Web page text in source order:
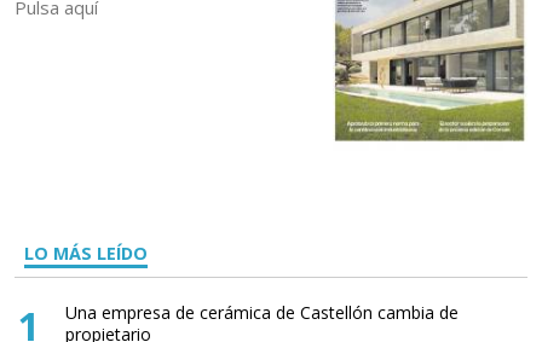
Pulsa aquí
LO MÁS LEÍDO
1
Una empresa de cerámica de Castellón cambia de
propietario